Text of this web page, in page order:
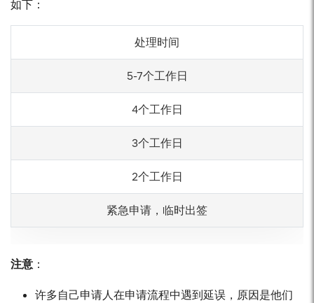
如下：
处理时间
5-7个工作日
4个工作日
3个工作日
2个工作日
紧急申请，临时出签
注意 ：
许多自己申请人在申请流程中遇到延误，原因是他们